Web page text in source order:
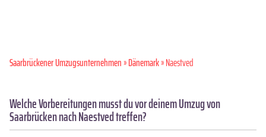
Saarbrückener Umzugsunternehmen»Dänemark» Naestved
Welche Vorbereitungen musst du vor deinem Umzug von
Saarbrücken nach Naestved treffen?